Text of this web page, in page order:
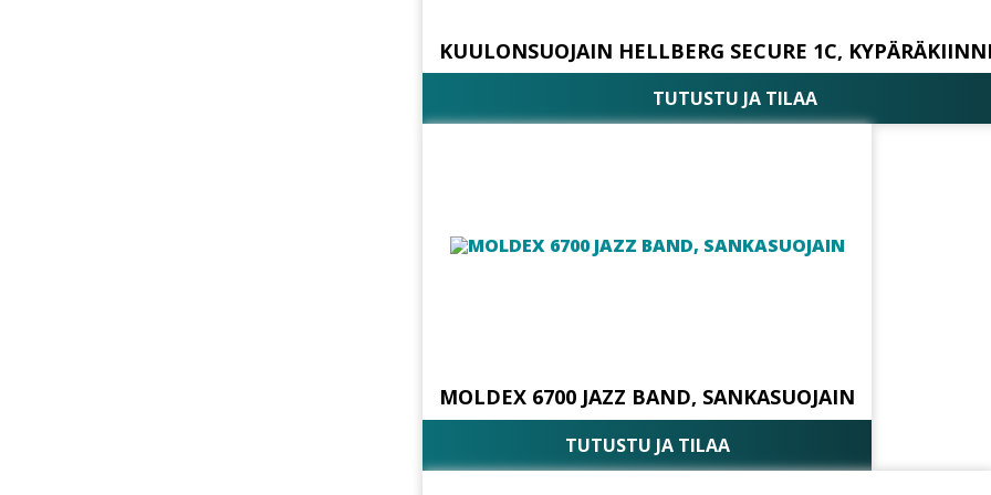
KUULONSUOJAIN HELLBERG SECURE 1C,
TUTUSTU JA TILAA
MOLDEX 6700 JAZZ BAND, SANKASUOJAIN
TUTUSTU JA TILAA